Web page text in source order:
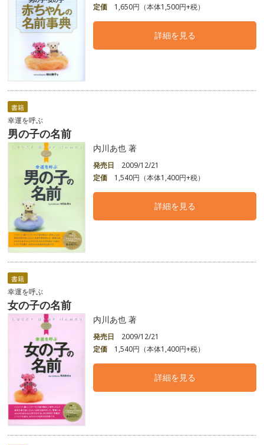
定価
1,650円（本体1,500円+税）
詳細を見る
書籍
幸運を呼ぶ
男の子の名前
内川あ也 著
発売日
2009/12/21
定価
1,540円（本体1,400円+税）
詳細を見る
書籍
幸運を呼ぶ
女の子の名前
内川あ也 著
発売日
2009/12/21
定価
1,540円（本体1,400円+税）
詳細を見る